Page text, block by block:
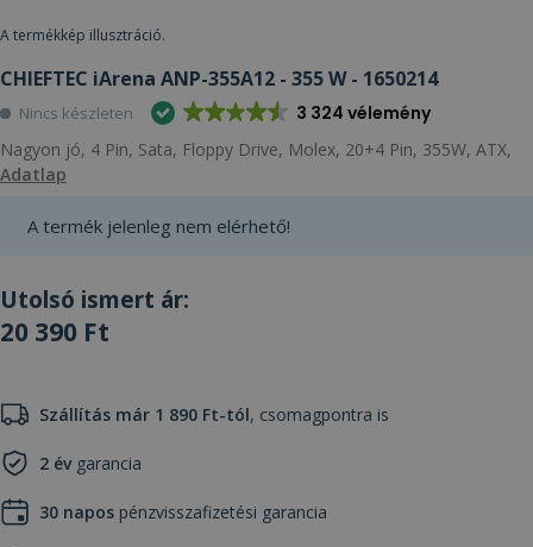
A termékkép illusztráció.
CHIEFTEC iArena ANP-355A12 - 355 W - 1650214
Nincs készleten 3 324 vélemény
Nagyon jó, 4 Pin, Sata, Floppy Drive, Molex, 20+4 Pin, 355W, ATX,
Adatlap
A termék jelenleg nem elérhető!
Utolsó ismert ár:
20 390 Ft
Szállítás már 1 890 Ft-tól, csomagpontra is
2 évgarancia
30 napos pénzvisszafizetési garancia